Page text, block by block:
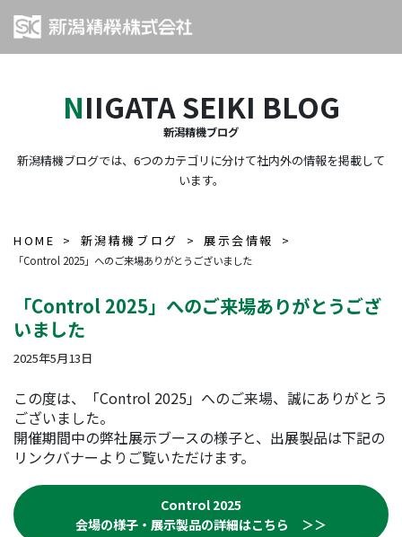
NIIGATA SEIKI BLOG
新潟精機ブログ
新潟精機ブログでは、6つのカテゴリに分けて社内外の情報を掲載して
います。
HOME 新潟精機ブログ 展示会情報
「Control 2025」へのご来場ありがとうございました
「Control 2025」へのご来場ありがとうござ
いました
2025年5月13日
この度は、「Control 2025」へのご来場、誠にありがとう
ございました。
開催期間中の弊社展示ブースの様子と、出展製品は下記の
リンクバナーよりご覧いただけます。
Control 2025
会場の様子・展示製品の詳細はこちら ＞＞